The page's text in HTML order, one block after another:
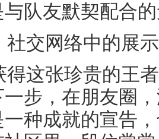
队友默契配合
社交网络中的展
得这张珍贵的王
步，在朋友圈
种成就的宣告